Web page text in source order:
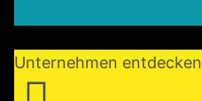
Unternehmen entdecken